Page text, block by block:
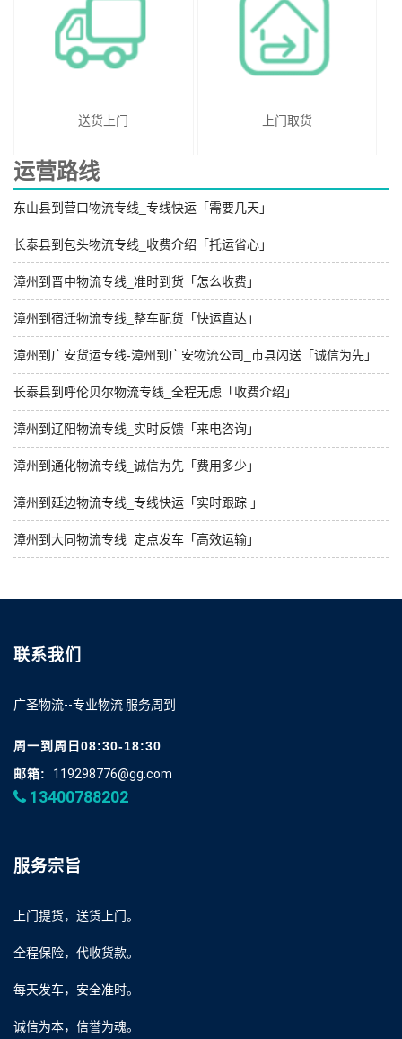
送货上门 上门取货
运营路线
东山县到营口物流专线_专线快运「需要几天」
长泰县到包头物流专线_收费介绍「托运省心」
漳州到晋中物流专线_准时到货「怎么收费」
漳州到宿迁物流专线_整车配货「快运直达」
漳州到广安货运专线-漳州到广安物流公司_市县闪送「诚信为先」
长泰县到呼伦贝尔物流专线_全程无虑「收费介绍」
漳州到辽阳物流专线_实时反馈「来电咨询」
漳州到通化物流专线_诚信为先「费用多少」
漳州到延边物流专线_专线快运「实时跟踪 」
漳州到大同物流专线_定点发车「高效运输」
联系我们
广圣物流--专业物流 服务周到
周一到周日08:30-18:30
邮箱:
119298776@gg.com
13400788202
服务宗旨
上门提货，送货上门。
全程保险，代收货款。
每天发车，安全准时。
诚信为本，信誉为魂。